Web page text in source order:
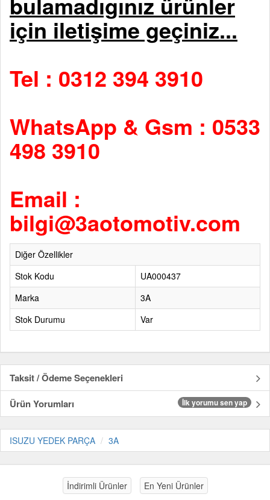
için iletişime geçiniz...
Tel : 0312 394 3910
WhatsApp & Gsm : 0533
498 3910
Email :
bilgi@3aotomotiv.com
Diğer Özellikler
Stok Kodu
UA000437
Marka
3A
Stok Durumu
Var
Taksit / Ödeme Seçenekleri
Ürün Yorumları
İlk yorumu sen yap
ISUZU YEDEK PARÇA 3A
İndirimli Ürünler En Yeni Ürünler